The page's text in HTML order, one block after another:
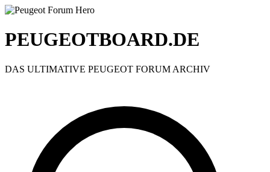
PEUGEOTBOARD.DE
DAS ULTIMATIVE PEUGEOT FORUM ARCHIV